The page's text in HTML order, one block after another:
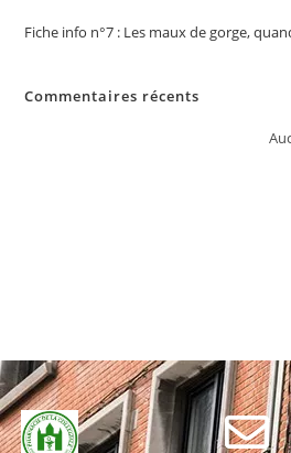
Fiche info n°7 : Les maux de gorge,
Commentaires récents